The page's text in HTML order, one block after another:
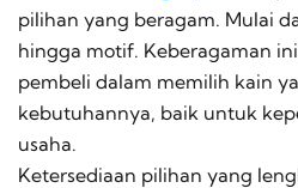
pilihan yang beragam. Mulai
hingga motif. Keberagaman
pembeli dalam memilih kain
kebutuhannya, baik untuk
usaha.
Ketersediaan pilihan yang